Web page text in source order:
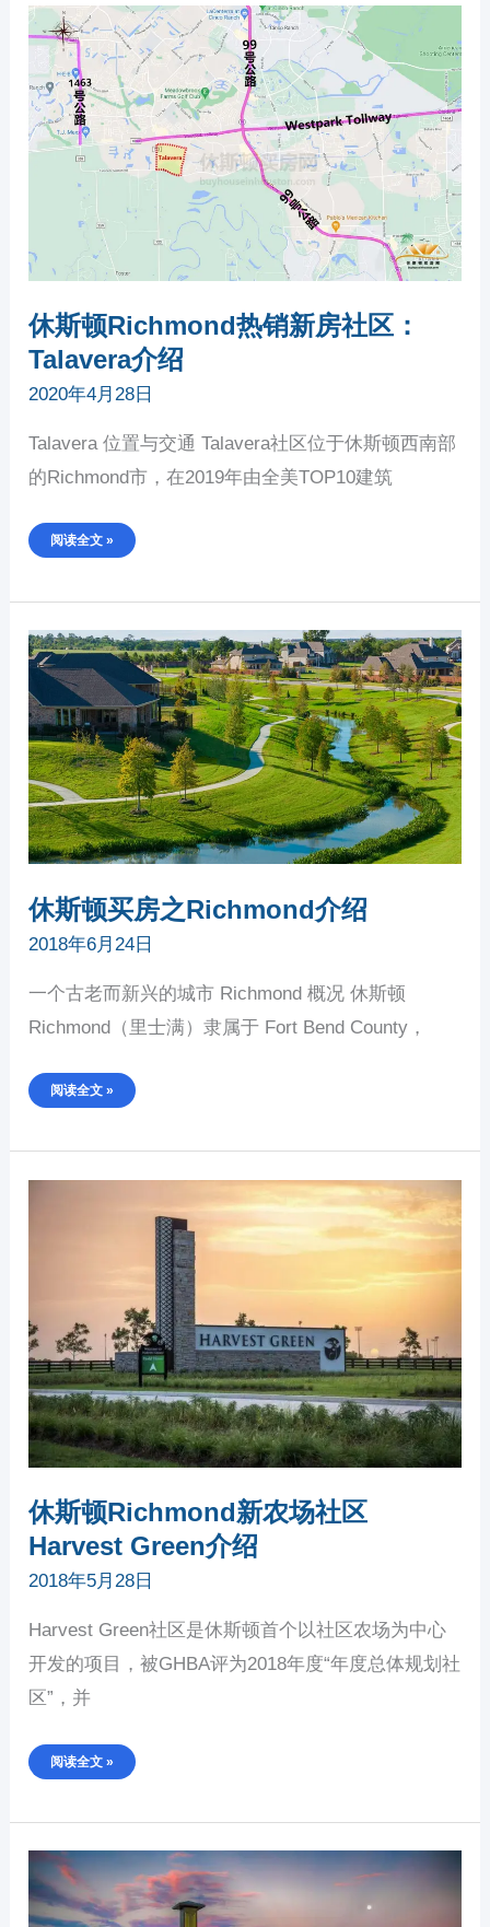
休斯顿Richmond热销新房社区：
Talavera介绍
2020年4月28日
Talavera 位置与交通 Talavera社区位于休斯顿西南部
的Richmond市，在2019年由全美TOP10建筑
休
斯
顿
RICHMOND
热
销
新
房
社
区：
TALAVERA
介
阅读全文 »
休斯顿买房之Richmond介绍
2018年6月24日
一个古老而新兴的城市 Richmond 概况 休斯顿
Richmond（里士满）隶属于 Fort Bend County，
休
斯
顿
买
房
RICHMOND
介
绍
阅读全文 »
休斯顿Richmond新农场社区
Harvest Green介绍
2018年5月28日
Harvest Green社区是休斯顿首个以社区农场为中心
开发的项目，被GHBA评为2018年度“年度总体规划社
区”，并
休
绍
阅读全文 »
休
斯
RICHMOND
畅
销